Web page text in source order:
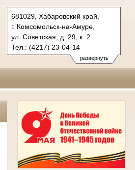
развернуть
681029, Хабаровский край,
г. Комсомольск-на-Амуре,
ул. Советская, д. 29, к. 2
Тел.: (4217) 23-04-14
leninsky.hbr@sudrf.ru